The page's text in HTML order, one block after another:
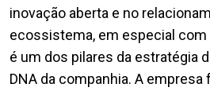
inovação aberta e no
ecossistema, em especial
é um dos pilares da estratégia
DNA da companhia. A empresa